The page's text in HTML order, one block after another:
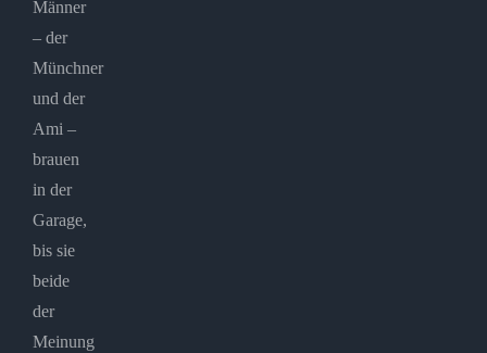
Männer
– der
Münchner
und der
Ami –
brauen
in der
Garage,
bis sie
beide
der
Meinung